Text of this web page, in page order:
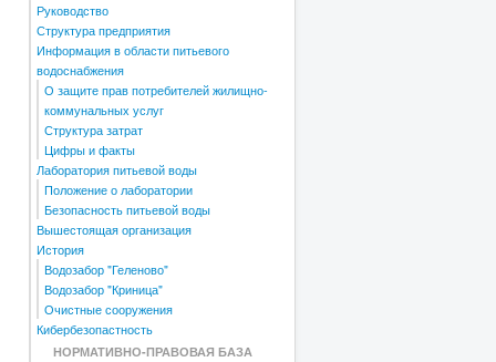
Руководство
Структура предприятия
Информация в области питьевого
водоснабжения
О защите прав потребителей жилищно-
коммунальных услуг
Структура затрат
Цифры и факты
Лаборатория питьевой воды
Положение о лаборатории
Безопасность питьевой воды
Вышестоящая организация
История
Водозабор "Геленово"
Водозабор "Криница"
Очистные сооружения
Кибербезопастность
НОРМАТИВНО-ПРАВОВАЯ БАЗА